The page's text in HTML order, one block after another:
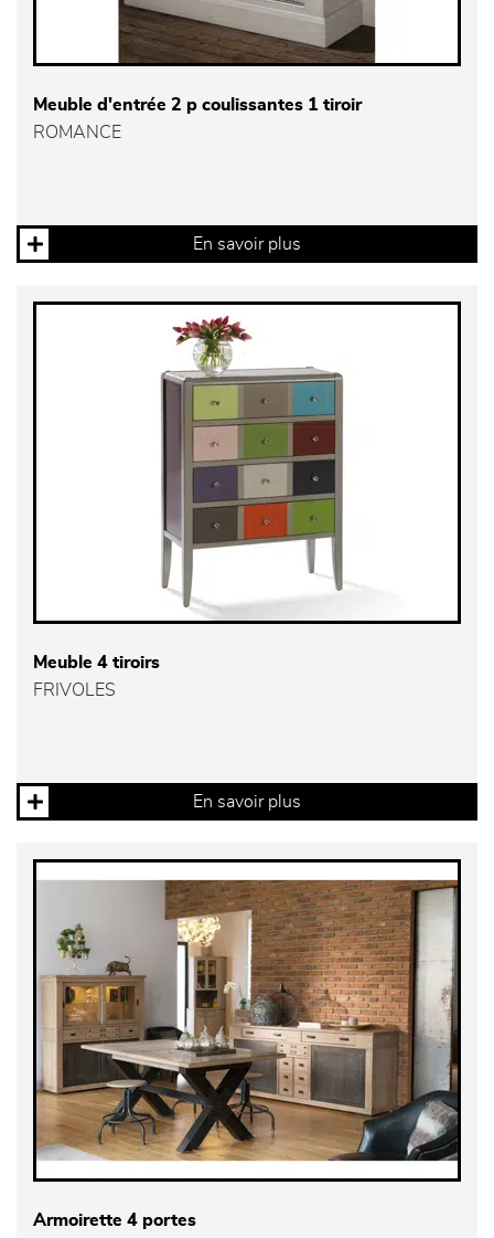
Meuble d'entrée 2 p coulissantes 1 tiroir
ROMANCE
En savoir plus
Meuble 4 tiroirs
FRIVOLES
En savoir plus
Armoirette 4 portes